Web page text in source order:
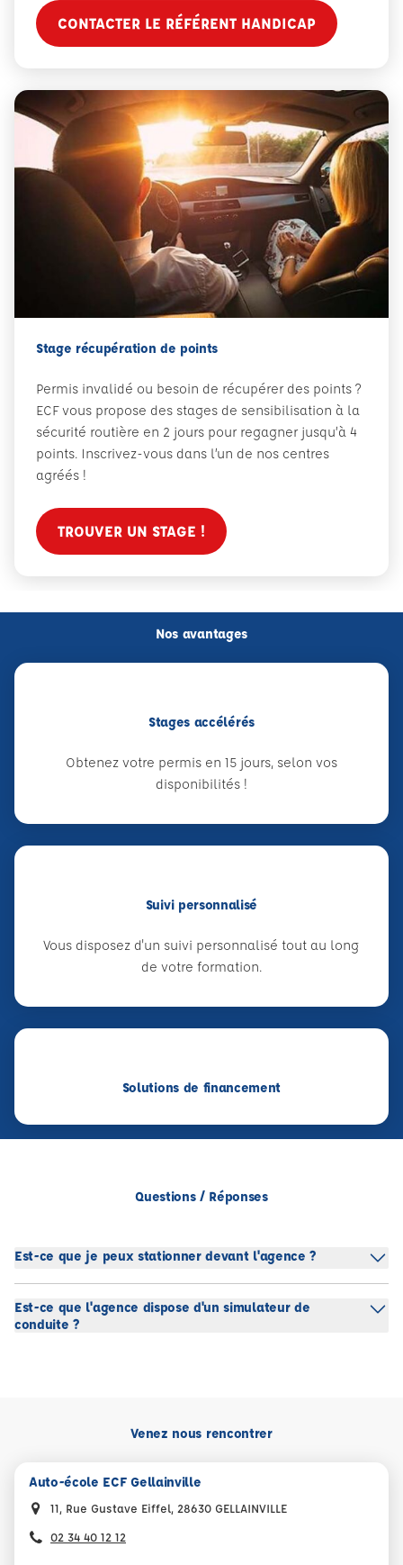
CONTACTER LE RÉFÉRENT HANDICAP
Stage récupération de points
Permis invalidé ou besoin de récupérer des points ?
ECF vous propose des stages de sensibilisation à la
sécurité routière en 2 jours pour regagner jusqu’à 4
points. Inscrivez-vous dans l’un de nos centres
agréés !
TROUVER UN STAGE !
Nos avantages
Stages accélérés
Obtenez votre permis en 15 jours, selon vos
disponibilités !
Suivi personnalisé
Vous disposez d'un suivi personnalisé tout au long
de votre formation.
Solutions de financement
Questions / Réponses
Est-ce que je peux stationner devant l'agence ?
Est-ce que l'agence dispose d'un simulateur de
conduite ?
Venez nous rencontrer
Auto-école ECF Gellainville
11, Rue Gustave Eiffel, 28630 GELLAINVILLE
02 34 40 12 12